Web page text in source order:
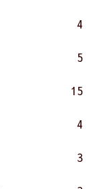
4
5
15
4
3